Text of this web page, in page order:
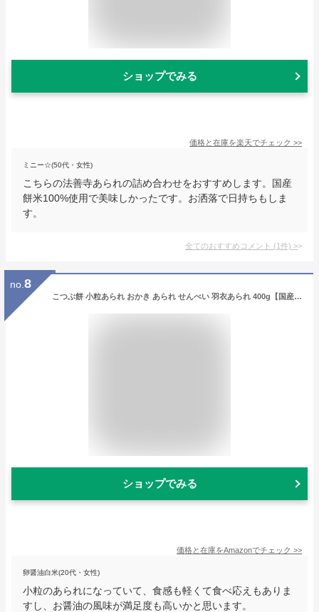
ショップでみる
価格と在庫を楽天でチェック >>
ミニー☆(50代・女性)
こちらの法善寺あられの詰め合わせをおすすめします。国産
餅米100%使用で美味しかったです。お洒落で日持ちもしま
す。
全てのおすすめコメント (1件) >
no. 8
こつぶ餅 小粒あられ おかき あられ せんべい 羽衣あられ 400g【国産米使用 チャック袋入 】【Alneka】
ショップでみる
価格と在庫をAmazonでチェック >>
卵醤油白米(20代・女性)
小粒のあられになっていて、食感も軽くて食べ応えもありま
すし、お醤油の風味が満足度も高いかと思います。